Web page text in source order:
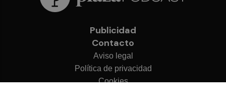
Publicidad
Contacto
Aviso legal
Política de privacidad
Cookies